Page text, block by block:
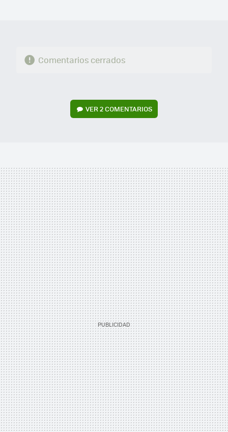
Comentarios cerrados
VER2 COMENTARIOS